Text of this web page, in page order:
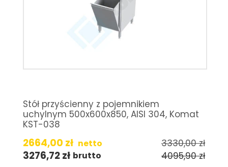
Stół przyścienny z pojemnikiem
uchylnym 500x600x850, AISI 304, Komat
KST-038
2664,00 zł netto 3330,00zł
3276,72zł brutto 4095,90zł